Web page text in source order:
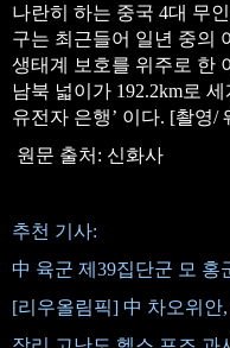
나란히 하는 중국 4대 무
구는 최근들어 일년 중의
생태계 보호를 위주로 한
남북 넓이가 192.2km로
유전자 은행’ 이다. [촬영/
원문 출처: 신화사
추천 기사:
中 육군 제39집단군 모 홍
[리우올림픽] 中 차오위안